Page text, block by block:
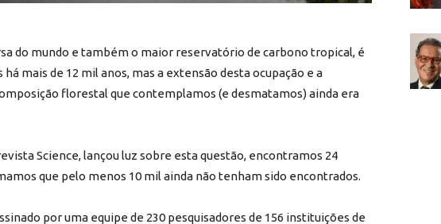
do mundo e também o maior reservatório de carbono tropical, é
mais de 12 mil anos, mas a extensão desta ocupação e a
florestal que contemplamos (e desmatamos) ainda era
Science, lançou luz sobre esta questão, encontramos 24
que pelo menos 10 mil ainda não tenham sido encontrados.
por uma equipe de 230 pesquisadores de 156 instituições de